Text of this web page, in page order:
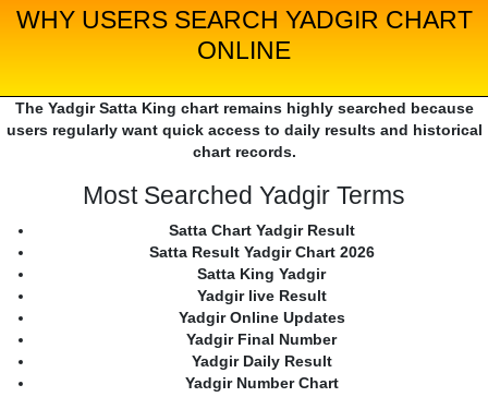
WHY USERS SEARCH YADGIR CHART
ONLINE
The Yadgir Satta King chart remains highly searched because
users regularly want quick access to daily results and historical
chart records.
Most Searched Yadgir Terms
Satta Chart Yadgir Result
Satta Result Yadgir Chart 2026
Satta King Yadgir
Yadgir live Result
Yadgir Online Updates
Yadgir Final Number
Yadgir Daily Result
Yadgir Number Chart